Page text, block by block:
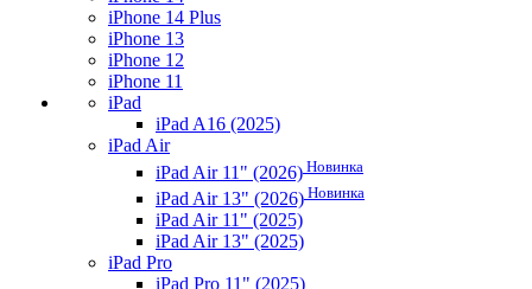
iPhone 14 Plus
iPhone 13
iPhone 12
iPhone 11
iPad
iPad A16 (2025)
iPad Air
iPad Air 11" (2026) Новинка
iPad Air 13" (2026) Новинка
iPad Air 11" (2025)
iPad Air 13" (2025)
iPad Pro
iPad Pro 11" (2025)